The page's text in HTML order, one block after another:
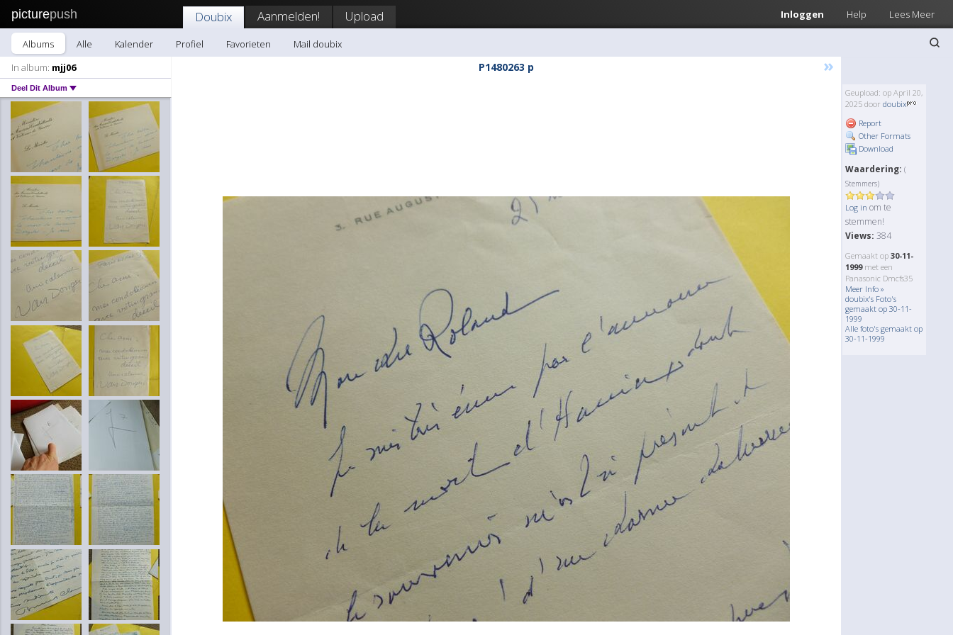
picturepush Inloggen Help Lees Meer
Doubix Aanmelden! Upload
Albums Alle Kalender Profiel Favorieten
Mail doubix
In album: mjj06
Deel Dit Album
P1480263 p »
Geupload: op April 20,
2025 door doubix
Report
Other Formats
Download
Waardering: (
Stemmers)
Log in om te
stemmen!
Views: 384
Gemaakt op 30-11-
1999met een
Panasonic Dmcfs35
Meer Info »
doubix's Foto's
gemaakt op 30-11-
1999
Alle foto's gemaakt op
30-11-1999